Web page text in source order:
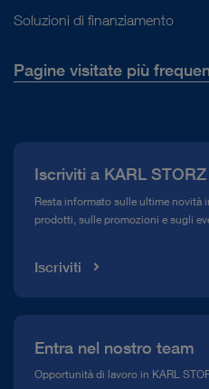
Soluzioni di finanziamento
Pagine visitate più
Compliance Hotline
Mediateca
Iscriviti a KARL
Resta informato sulle ultime novità
prodotti, sulle promozioni e sugli
Iscriviti
Entra nel nostro team
Opportunità di lavoro in KARL